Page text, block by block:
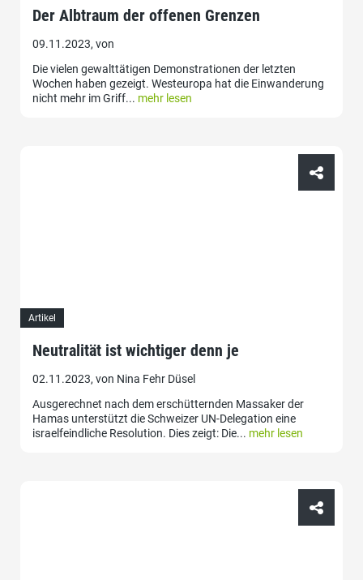
Der Albtraum der offenen Grenzen
09.11.2023, von
Die vielen gewalttätigen Demonstrationen der letzten
Wochen haben gezeigt. Westeuropa hat die Einwanderung
nicht mehr im Griff... mehr lesen
Artikel
Neutralität ist wichtiger denn je
02.11.2023, von Nina Fehr Düsel
Ausgerechnet nach dem erschütternden Massaker der
Hamas unterstützt die Schweizer UN-Delegation eine
israelfeindliche Resolution. Dies zeigt: Die... mehr lesen